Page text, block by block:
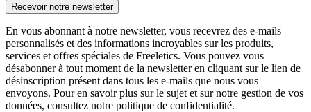
Recevoir notre newsletter
En vous abonnant à notre newsletter, vous recevrez des e-mails
personnalisés et des informations incroyables sur les produits,
services et offres spéciales de Freeletics. Vous pouvez vous
désabonner à tout moment de la newsletter en cliquant sur le lien de
désinscription présent dans tous les e-mails que nous vous
envoyons. Pour en savoir plus sur le sujet et sur notre gestion de vos
données, consultez notre politique de confidentialité.